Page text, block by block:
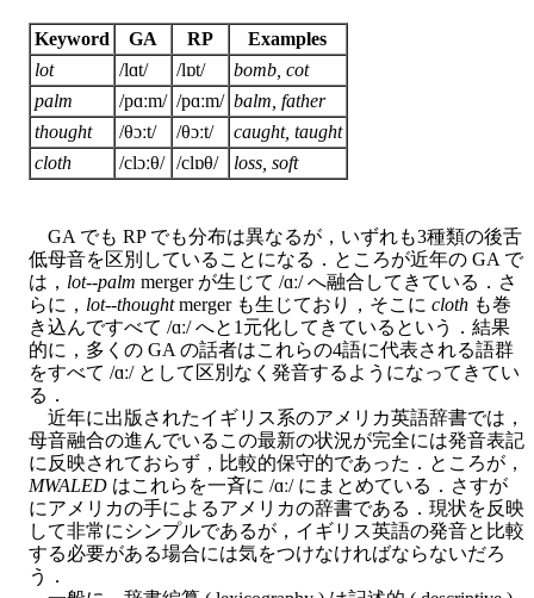
Keyword GA RP
Examples
lot
/lɑt/ /lɒt/ bomb cot
palm
/pɑːm/ /pɑːm/ balm father
thought
/θɔːt/ /θɔːt/ caught, taught
cloth
/clɔːθ/ /clɒθ/ loss soft
GA でも RP でも分布は異なるが，いずれも3種類の後舌
低母音を区別していることになる．ところが近年の GA で
は， lot--palm merger が生じて /ɑː/ へ融合してきている．さ
らに， lot--thoughtmerger も生じており，そこに cloth も巻
き込んですべて /ɑː/ へと1元化してきているという．結果
的に，多くの GA の話者はこれらの4語に代表される語群
をすべて /ɑː/ として区別なく発音するようになってきてい
る．
近年に出版されたイギリス系のアメリカ英語辞書では，
母音融合の進んでいるこの最新の状況が完全には発音表記
に反映されておらず，比較的保守的であった．ところが，
MWALED はこれらを一斉に /ɑː/ にまとめている．さすが
にアメリカの手によるアメリカの辞書である．現状を反映
して非常にシンプルであるが，イギリス英語の発音と比較
する必要がある場合には気をつけなければならないだろ
う．